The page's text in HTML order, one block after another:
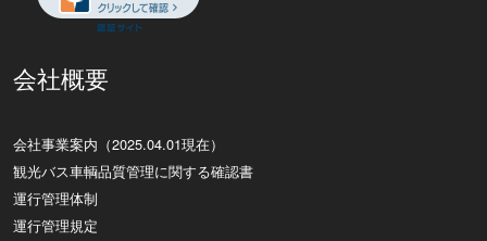
会社概要
会社事業案内（2025.04.01現在）
観光バス車輌品質管理に関する確認書
運行管理体制
運行管理規定